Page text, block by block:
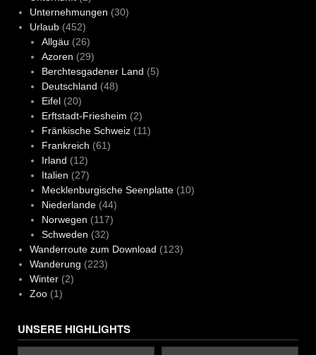
Unternehmungen (30)
Urlaub(452)
Allgäu (26)
Azoren (29)
Berchtesgadener Land (5)
Deutschland (48)
Eifel(20)
Erftstadt-Friesheim (2)
Fränkische Schweiz(11)
Frankreich (61)
Irland (12)
Italien (27)
Mecklenburgische Seenplatte(10)
Niederlande(44)
Norwegen (117)
Schweden (32)
Wanderroute zum Download (123)
Wanderung (223)
Winter(2)
Zoo(1)
UNSERE HIGHLIGHTS